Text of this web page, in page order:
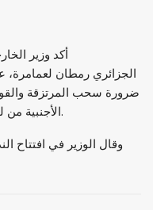
أكد وزير
الجزائري رمطان لعمامرة،
ضرورة سحب المرتزقة
الأجنبية من ليبيا.
وقال الوزير في افتتاح